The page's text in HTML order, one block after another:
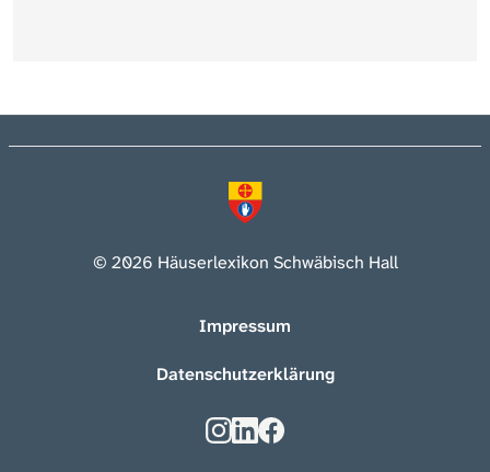
© 2026 Häuserlexikon Schwäbisch Hall
Impressum
Datenschutzerklärung